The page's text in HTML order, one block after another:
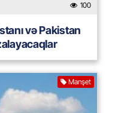
100
və Pakistan
Manşet